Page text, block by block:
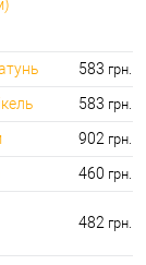
583 грн.
583 грн.
902 грн.
460 грн.
482 грн.